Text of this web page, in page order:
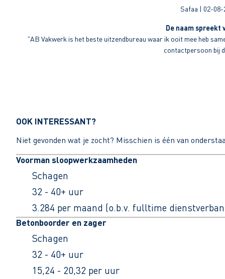
Safaa | 02-08-
De naam spreekt
"AB Vakwerk is het beste uitzendbureau waar ik ooit mee heb
contactpersoon bij
OOK INTERESSANT?
Niet gevonden wat je zocht? Misschien is één van
Voorman sloopwerkzaamheden
Schagen
32 - 40+ uur
3.284 per maand (o.b.v. fulltime
Betonboorder en zager
Schagen
32 - 40+ uur
15,24 - 20,32 per uur